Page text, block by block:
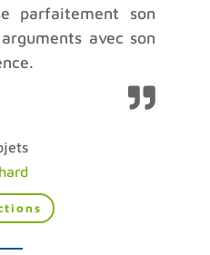
parfaitement son
avec son